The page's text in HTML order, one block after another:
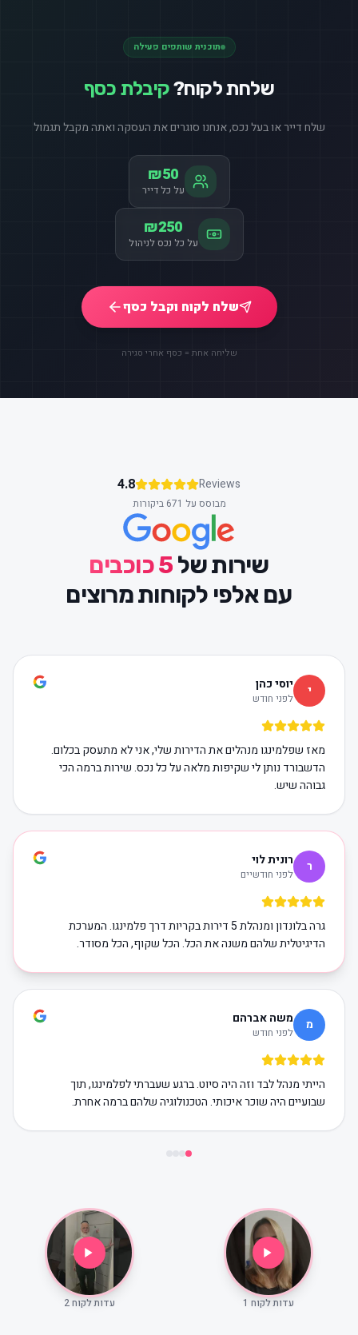
תוכנית שותפים פעילה
שלחת לקוח?קיבלת כסף
שלח דייר או בעל נכס, אנחנו סוגרים את העסקה ואתה מקבל תגמול
₪50
על כל דייר
₪250
על כל נכס לניהול
שלח לקוח וקבל כסף
שליחה אחת = כסף אחרי סגירה
Reviews
4.8
מבוסס על 671 ביקורות
שירות של5 כוכבים
עם אלפי לקוחות מרוצים
י יוסי כהן
לפני חודש
מאז שפלמינגו מנהלים את הדירות שלי, אני לא מתעסק בכלום.
הדשבורד נותן לי שקיפות מלאה על כל נכס. שירות ברמה הכי
גבוהה שיש.
ר רונית לוי
לפני חודשיים
גרה בלונדון ומנהלת 5 דירות בקריות דרך פלמינגו. המערכת
הדיגיטלית שלהם משנה את הכל. הכל שקוף, הכל מסודר.
מ משה אברהם
לפני חודש
הייתי מנהל לבד וזה היה סיוט. ברגע שעברתי לפלמינגו, תוך
שבועיים היה שוכר איכותי. הטכנולוגיה שלהם ברמה אחרת.
עדות לקוח 1 עדות לקוח 2